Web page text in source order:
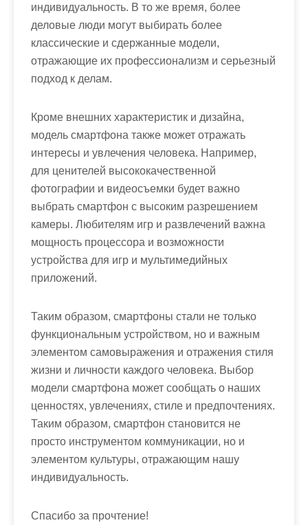
индивидуальность. В то же время, более
деловые люди могут выбирать более
классические и сдержанные модели,
отражающие их профессионализм и серьезный
подход к делам.
Кроме внешних характеристик и дизайна,
модель смартфона также может отражать
интересы и увлечения человека. Например,
для ценителей высококачественной
фотографии и видеосъемки будет важно
выбрать смартфон с высоким разрешением
камеры. Любителям игр и развлечений важна
мощность процессора и возможности
устройства для игр и мультимедийных
приложений.
Таким образом, смартфоны стали не только
функциональным устройством, но и важным
элементом самовыражения и отражения стиля
жизни и личности каждого человека. Выбор
модели смартфона может сообщать о наших
ценностях, увлечениях, стиле и предпочтениях.
Таким образом, смартфон становится не
просто инструментом коммуникации, но и
элементом культуры, отражающим нашу
индивидуальность.
Спасибо за прочтение!